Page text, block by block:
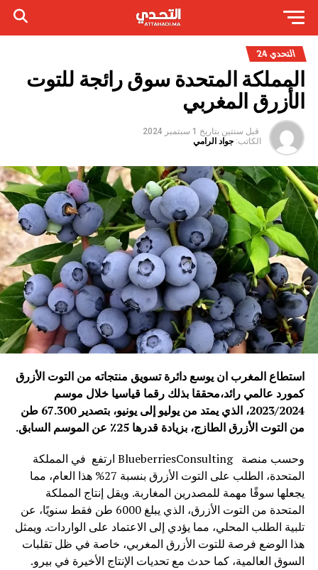
التحدي 24
المملكة المتحدة سوق رائجة للتوت
الأزرق المغربي
قبل سنتين بتاريخ 1 سبتمبر 2024
الكاتب: جواد الرامي
استطاع المغرب ان يوسع دائرة تسويق منتجاته من التوت الأزرق
كمورد عالمي رائد،محققا بذلك رقما قياسيا خلال موسم
2023/2024، الذي يمتد من يوليو إلى يونيو، بتصدير 67.300 طن
من التوت الأزرق الطازج، بزيادة قدرها 25٪ عن الموسم السابق.
وحسب منصة BlueberriesConsulting ارتفع في المملكة
المتحدة، الطلب على التوت الأزرق بنسبة 27% هذا العام، مما
يجعلها سوقًا مهمة للمصدرين المغاربة. ويقل إنتاج المملكة
المتحدة من التوت الأزرق، الذي يبلغ 6000 طن فقط سنويًا، عن
تلبية الطلب المحلي، مما يؤدي إلى الاعتماد على الواردات. ويمثل
هذا الوضع فرصة للتوت الأزرق المغربي، خاصة في ظل تقلبات
السوق العالمية، كما حدث مع تحديات الإنتاج الأخيرة في بيرو.